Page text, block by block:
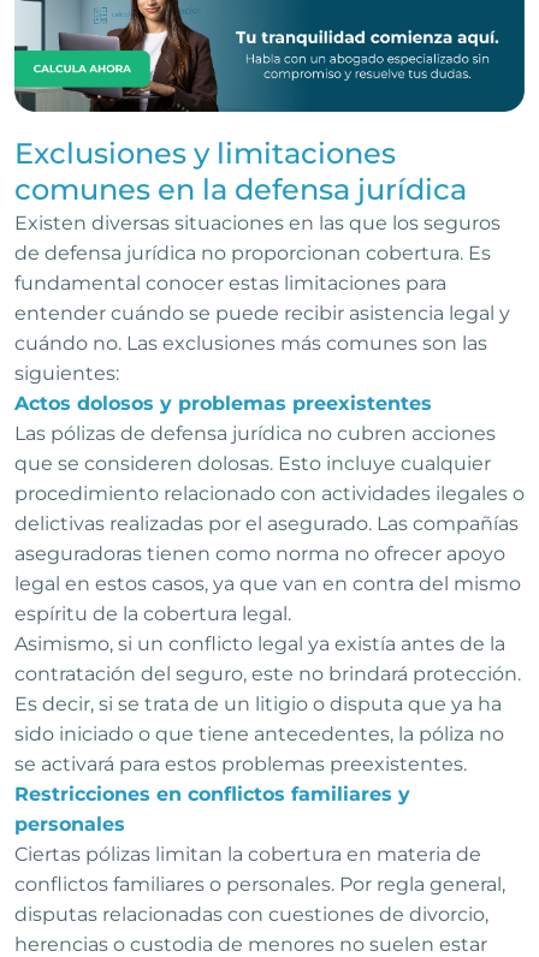
Exclusiones y limitaciones
comunes en la defensa jurídica
Existen diversas situaciones en las que los seguros
de defensa jurídica no proporcionan cobertura. Es
fundamental conocer estas limitaciones para
entender cuándo se puede recibir asistencia legal y
cuándo no. Las exclusiones más comunes son las
siguientes:
Actos dolosos y problemas preexistentes
Las pólizas de defensa jurídica no cubren acciones
que se consideren dolosas. Esto incluye cualquier
procedimiento relacionado con actividades ilegales o
delictivas realizadas por el asegurado. Las compañías
aseguradoras tienen como norma no ofrecer apoyo
legal en estos casos, ya que van en contra del mismo
espíritu de la cobertura legal.
Asimismo, si un conflicto legal ya existía antes de la
contratación del seguro, este no brindará protección.
Es decir, si se trata de un litigio o disputa que ya ha
sido iniciado o que tiene antecedentes, la póliza no
se activará para estos problemas preexistentes.
Restricciones en conflictos familiares y
personales
Ciertas pólizas limitan la cobertura en materia de
conflictos familiares o personales. Por regla general,
disputas relacionadas con cuestiones de divorcio,
herencias o custodia de menores no suelen estar